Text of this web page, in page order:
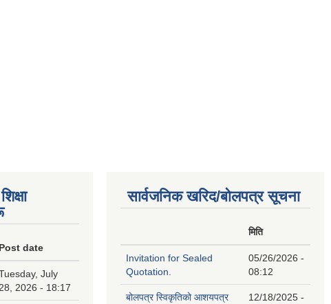
Post date
July
28, 2026 - 18:17
सार्वजनिक खरिद/बोलपत्र सूचना
मिति
Invitation for Sealed
Quotation.
05/26/2026 -
08:12
बोलपत्र स्विकृतिको आशयपत्र
12/18/2025 -